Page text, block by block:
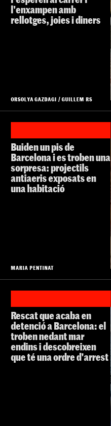
l'enxampen amb
rellotges, joies i diners
ORSOLYA GAZDAGI / GUILLEM RS
Buiden un pis de
Barcelona i es troben una
sorpresa: projectils
antiaeris exposats en
una habitació
MARIA PENTINAT
Rescat que acaba en
detenció a Barcelona: el
troben nedant mar
endins i descobreixen
que té una ordre d'arrest